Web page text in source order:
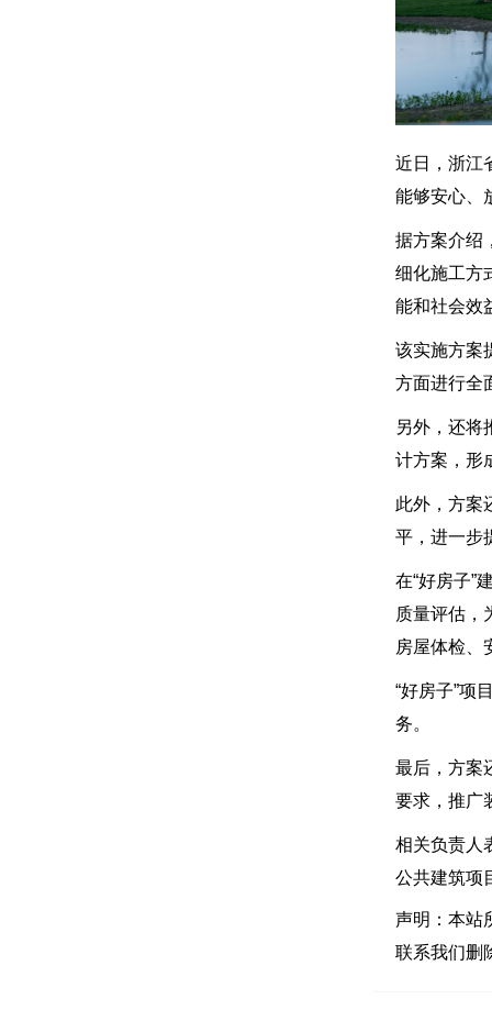
近日，浙江
能够安心、
据方案介绍
细化施工方
能和社会效
该实施方案
方面进行全
另外，还将
计方案，形
此外，方案
平，进一步
在“好房子”
质量评估，
房屋体检、
“好房子”项
务。
最后，方案
要求，推广
相关负责人
公共建筑项
声明：本站
联系我们删